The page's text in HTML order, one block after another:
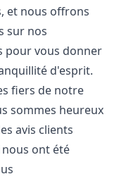
et nous offrons
sur nos
pour vous donner
d'esprit.
fiers de notre
sommes heureux
avis clients
ont été